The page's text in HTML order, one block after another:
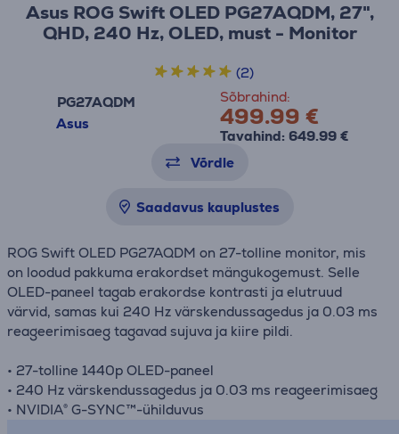
Asus ROG Swift OLED PG27AQDM, 27",
QHD, 240 Hz, OLED, must - Monitor
PG27AQDM
Asus
Sõbrahind:
499.99 €
Tavahind: 649.99 €
(2)
Võrdle
Saadavus kauplustes
ROG Swift OLED PG27AQDM on 27-tolline monitor, mis
on loodud pakkuma erakordset mängukogemust. Selle
OLED-paneel tagab erakordse kontrasti ja elutruud
värvid, samas kui 240 Hz värskendussagedus ja 0.03 ms
reageerimisaeg tagavad sujuva ja kiire pildi.
• 27-tolline 1440p OLED-paneel
• 240 Hz värskendussagedus ja 0.03 ms reageerimisaeg
• NVIDIA® G-SYNC™-ühilduvus